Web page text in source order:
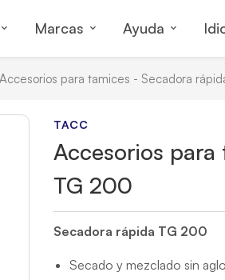
Marcas Ayuda
Accesorios para tamices - Secadora
TACC
Accesorios
TG 200
Secadora rápida TG 200
Secado y mezclado sin